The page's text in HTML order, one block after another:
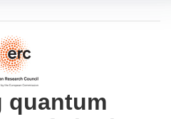
quantum